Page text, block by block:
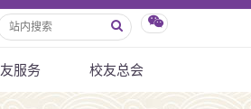
服务 校友总会